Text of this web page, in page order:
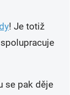
! Je totiž
se pak děje